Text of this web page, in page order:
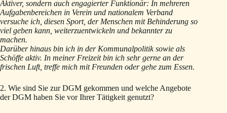
Aktiver, sondern auch engagierter Funktionär: In mehreren
Aufgabenbereichen in Verein und nationalem Verband
versuche ich, diesen Sport, der Menschen mit Behinderung so
viel geben kann, weiterzuentwickeln und bekannter zu
machen.
Darüber hinaus bin ich in der Kommunalpolitik sowie als
Schöffe aktiv. In meiner Freizeit bin ich sehr gerne an der
frischen Luft, treffe mich mit Freunden oder gehe zum Essen.
2. Wie sind Sie zur DGM gekommen und welche Angebote
der DGM haben Sie vor Ihrer Tätigkeit genutzt?